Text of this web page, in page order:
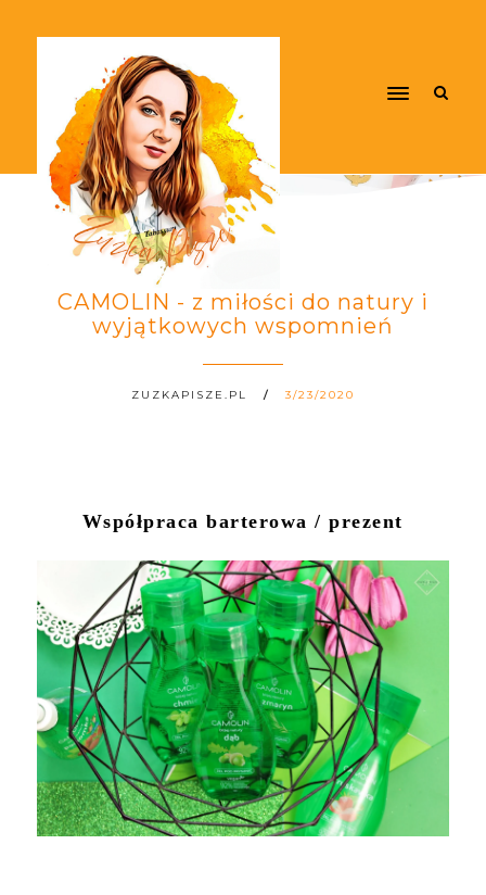
CAMOLIN - z miłości do natury i
wyjątkowych wspomnień
ZUZKAPISZE.PL 3/23/2020
Współpraca barterowa / prezent